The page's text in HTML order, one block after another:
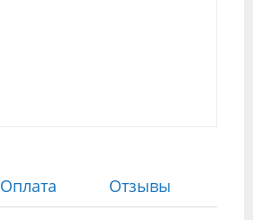
Оплата Отзывы